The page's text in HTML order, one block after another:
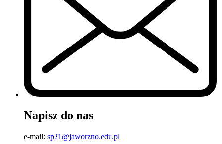
Napisz do nas
e-mail: sp21@jaworzno.edu.pl